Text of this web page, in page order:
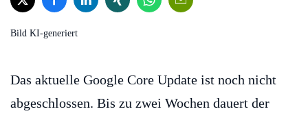
Bild KI-generiert
Das aktuelle Google Core Update ist noch nicht
abgeschlossen. Bis zu zwei Wochen dauert der